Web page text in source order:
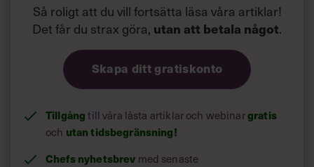
Så roligt att du vill fortsätta läsa våra artiklar!
Det får du strax göra, utan att betala något.
Skapa ditt gratiskonto
Tillgångtill våra låsta artiklar och webinargratis
och utan tidsbegränsning!
Chefs nyhetsbrev med senaste